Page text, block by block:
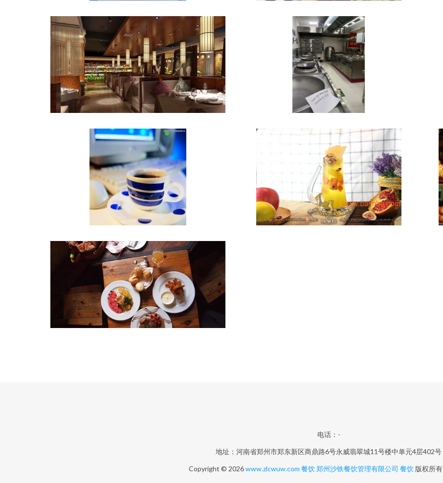
电话：-
地址：河南省郑州市郑东新区商鼎路6号永威翡翠城11号楼中单元4层402号
Copyright © 2026www.zlcwuw.com 餐饮 郑州沙铁餐饮管理有限公司 餐饮版权所有